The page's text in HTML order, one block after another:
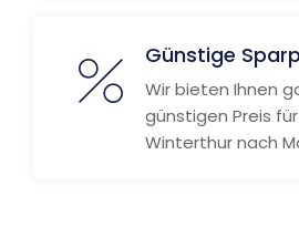
Günstige
Wir bieten Ihnen
günstigen Preis
Winterthur nach